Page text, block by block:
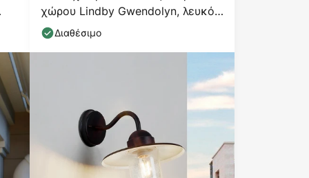
χώρου Lindby Gwendolyn, λευκό
αντικέ, μέταλλο,
Διαθέσιμο